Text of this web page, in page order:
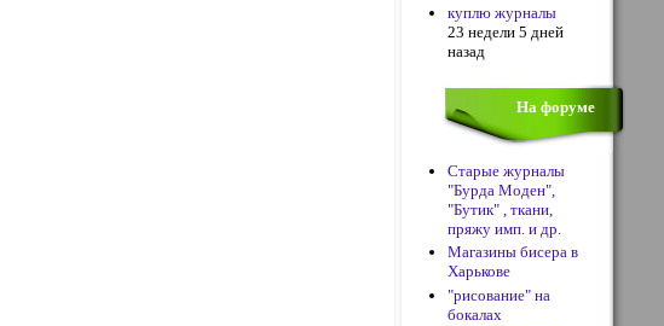
куплю журналы
23 недели 5 дней
назад
На форуме
Старые журналы
"Бурда Моден",
"Бутик" , ткани,
пряжу имп. и др.
Магазины бисера в
Харькове
"рисование" на
бокалах